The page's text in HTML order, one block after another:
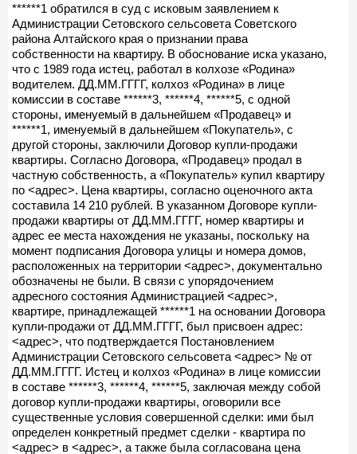
******1 обратился в суд с исковым заявлением к
Администрации Сетовского сельсовета Советского
района Алтайского края о признании права
собственности на квартиру. В обоснование иска указано,
что с 1989 года истец, работал в колхозе «Родина»
водителем. ДД.ММ.ГГГГ, колхоз «Родина» в лице
комиссии в составе ******3, ******4, ******5, с одной
стороны, именуемый в дальнейшем «Продавец» и
******1, именуемый в дальнейшем «Покупатель», с
другой стороны, заключили Договор купли-продажи
квартиры. Согласно Договора, «Продавец» продал в
частную собственность, а «Покупатель» купил квартиру
по <адрес>. Цена квартиры, согласно оценочного акта
составила 14 210 рублей. В указанном Договоре купли-
продажи квартиры от ДД.ММ.ГГГГ, номер квартиры и
адрес ее места нахождения не указаны, поскольку на
момент подписания Договора улицы и номера домов,
расположенных на территории <адрес>, документально
обозначены не были. В связи с упорядочением
адресного состояния Администрацией <адрес>,
квартире, принадлежащей ******1 на основании Договора
купли-продажи от ДД.ММ.ГГГГ, был присвоен адрес:
<адрес>, что подтверждается Постановлением
Администрации Сетовского сельсовета <адрес> № от
ДД.ММ.ГГГГ. Истец и колхоз «Родина» в лице комиссии
в составе ******3, ******4, ******5, заключая между собой
договор купли-продажи квартиры, оговорили все
существенные условия совершенной сделки: ими был
определен конкретный предмет сделки - квартира по
<адрес> в <адрес>, а также была согласована цена